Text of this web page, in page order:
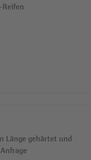
Länge gehärtet und